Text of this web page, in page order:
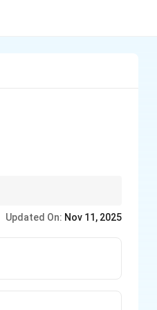
Updated On: Nov 11, 2025